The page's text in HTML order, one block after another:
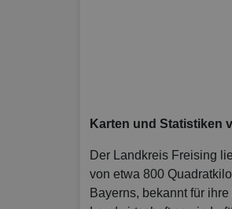
Karten und Statistiken
Der Landkreis Freising
von etwa 800
Bayerns, bekannt für